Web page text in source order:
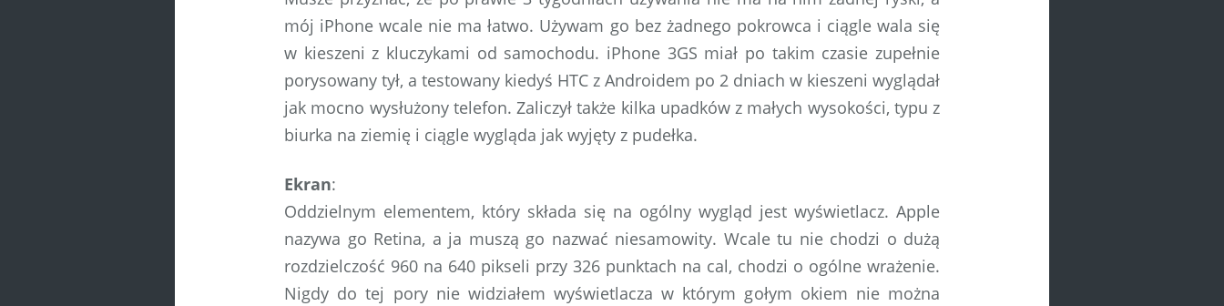
mój iPhone wcale nie ma łatwo. Używam go bez żadnego pokrowca i ciągle wala się
w kieszeni z kluczykami od samochodu. iPhone 3GS miał po takim czasie zupełnie
porysowany tył, a testowany kiedyś HTC z Androidem po 2 dniach w kieszeni wyglądał
jak mocno wysłużony telefon. Zaliczył także kilka upadków z małych wysokości, typu z
biurka na ziemię i ciągle wygląda jak wyjęty z pudełka.
Ekran:
Oddzielnym elementem, który składa się na ogólny wygląd jest wyświetlacz. Apple
nazywa go Retina, a ja muszą go nazwać niesamowity. Wcale tu nie chodzi o dużą
rozdzielczość 960 na 640 pikseli przy 326 punktach na cal, chodzi o ogólne wrażenie.
Nigdy do tej pory nie widziałem wyświetlacza w którym gołym okiem nie można